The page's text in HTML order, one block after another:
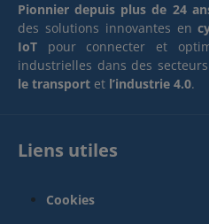
Pionnier depuis plus de 24
des solutions innovantes en
IoT pour connecter et
industrielles dans des
le transport et l’industrie 4.0.
Liens utiles
Cookies